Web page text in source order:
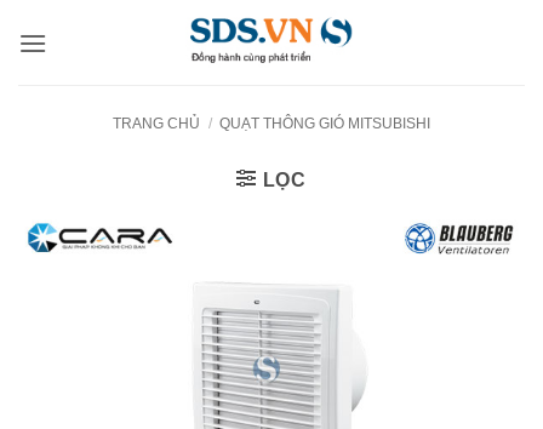
qua
TRANG CHỦ / QUẠT THÔNG GIÓ MITSUBISHI
LỌC